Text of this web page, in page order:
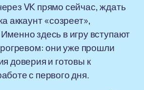
VK прямо сейчас, ждать
аккаунт «созреет»,
здесь в игру вступают
они уже прошли
доверия и готовы к
с первого дня.